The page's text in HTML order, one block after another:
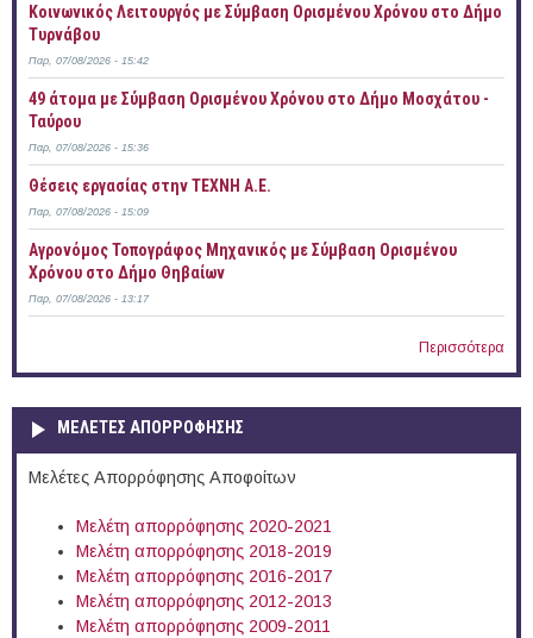
Κοινωνικός Λειτουργός με Σύμβαση Ορισμένου Χρόνου στο Δήμο
Τυρνάβου
Παρ, 07/08/2026 - 15:42
49 άτομα με Σύμβαση Ορισμένου Χρόνου στο Δήμο Μοσχάτου -
Ταύρου
Παρ, 07/08/2026 - 15:36
Θέσεις εργασίας στην ΤΕΧΝΗ Α.Ε.
Παρ, 07/08/2026 - 15:09
Αγρονόμος Τοπογράφος Μηχανικός με Σύμβαση Ορισμένου
Χρόνου στο Δήμο Θηβαίων
Παρ, 07/08/2026 - 13:17
Περισσότερα
ΜΕΛΕΤΕΣ ΑΠΟΡΡΟΦΗΣΗΣ
Μελέτες Απορρόφησης Αποφοίτων
Μελέτη απορρόφησης 2020-2021
Μελέτη απορρόφησης 2018-2019
Μελέτη απορρόφησης 2016-2017
Μελέτη απορρόφησης 2012-2013
Μελέτη απορρόφησης 2009-2011